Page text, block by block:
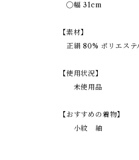
◯幅 31cm
【素材】
正絹 80% ポリエステ
【使用状況】
未使用品
【おすすめの着物】
小紋 紬